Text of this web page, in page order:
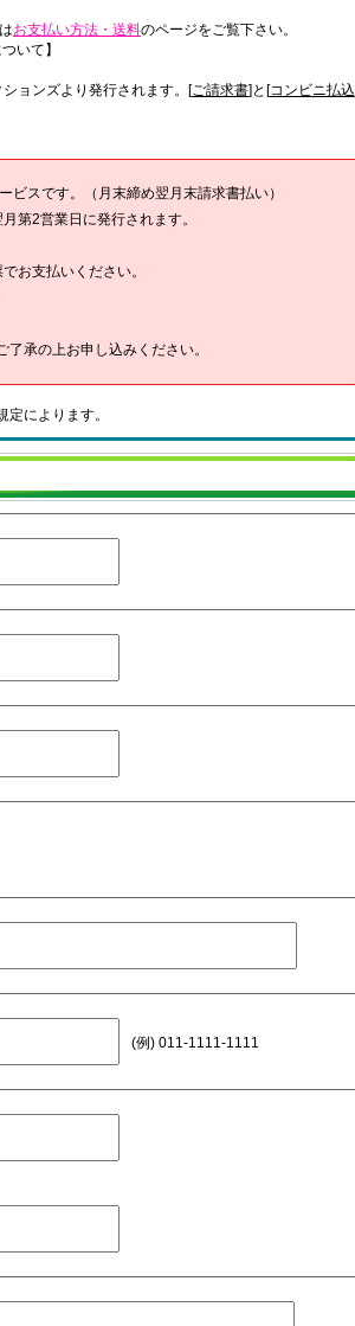
お支払い方法・送料のページをご覧下さい。
いて】
ョンズより発行されます。[ご請求書]と[コンビニ払込
ビスです。（月末締め翌月末請求書払い）
第2営業日に発行されます。
お支払いください。
了承の上お申し込みください。
によります。
(例) 011-1111-1111